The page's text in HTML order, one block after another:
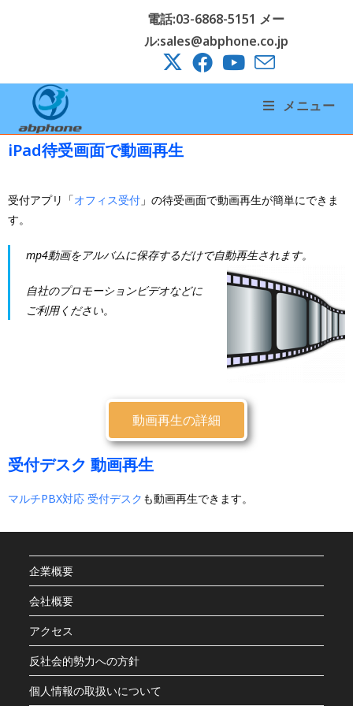
電話:03-6868-5151 メー
ル:sales@abphone.co.jp
メニュー
iPad待受画面で動画再生
受付アプリ「オフィス受付 」の待受画面で動画再生が簡単にできま
す。
mp4動画をアルバムに保存するだけで自動再生されます。
自社のプロモーションビデオなどに
ご利用ください。
動画再生の詳細
受付デスク 動画再生
マルチPBX対応 受付デスク も動画再生できます。
企業概要
会社概要
アクセス
反社会的勢力への方針
個人情報の取扱いについて